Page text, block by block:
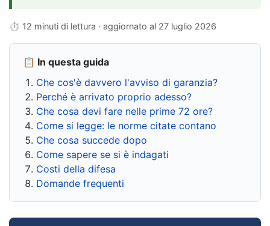
⏱ 12 minuti di lettura · aggiornato al 27 luglio 2026
📋 In questa guida
Che cos'è davvero l'avviso di garanzia?
Perché è arrivato proprio adesso?
Che cosa devi fare nelle prime 72 ore?
Come si legge: le norme citate contano
Che cosa succede dopo
Come sapere se si è indagati
Costi della difesa
Domande frequenti